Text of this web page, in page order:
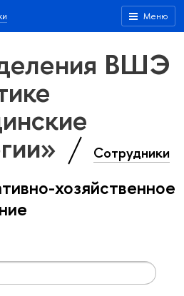
Меню
ВШЭ
Сотрудники
хозяйственное